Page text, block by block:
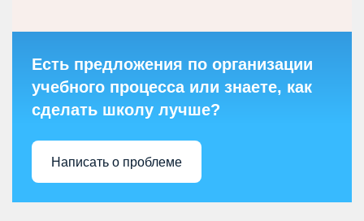
Есть предложения по организации
учебного процесса или знаете, как
сделать школу лучше?
Написать о проблеме